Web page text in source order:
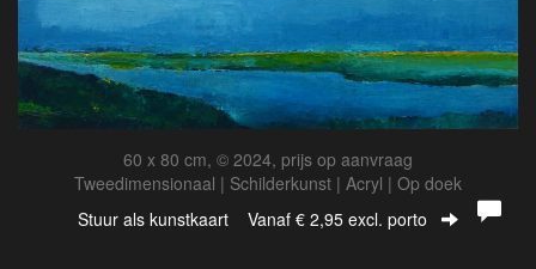
60 x 80 cm, © 2024, prijs op aanvraag
Tweedimensionaal | Schilderkunst | Acryl | Op doek
Stuur als kunstkaart Vanaf € 2,95 excl. porto